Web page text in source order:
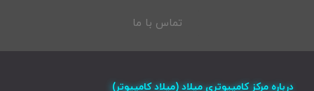
تماس با ما
درباره مرکز کامپیوتری میلاد (میلاد کامپیوتر)